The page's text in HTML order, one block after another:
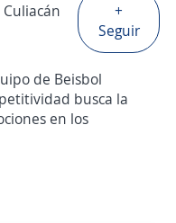
+
Seguir
de Beisbol
busca la
en los